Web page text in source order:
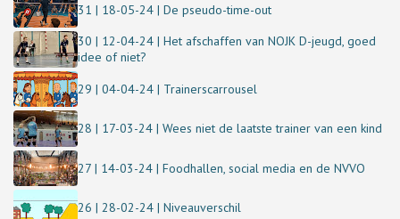
31 | 18-05-24 | De pseudo-time-out
30 | 12-04-24 | Het afschaffen van NOJK D-jeugd, goed
idee of niet?
29 | 04-04-24 | Trainerscarrousel
28 | 17-03-24 | Wees niet de laatste trainer van een kind
27 | 14-03-24 | Foodhallen, social media en de NVVO
26 | 28-02-24 | Niveauverschil